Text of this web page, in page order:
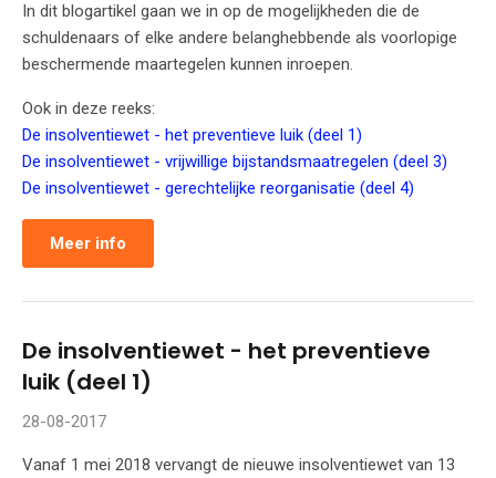
In dit blogartikel gaan we in op de mogelijkheden die de
schuldenaars of elke andere belanghebbende als voorlopige
beschermende maartegelen kunnen inroepen.
Ook in deze reeks:
De insolventiewet - het preventieve luik (deel 1)
De insolventiewet - vrijwillige bijstandsmaatregelen (deel 3)
De insolventiewet - gerechtelijke reorganisatie (deel 4)
Meer info
De insolventiewet - het preventieve
luik (deel 1)
28-08-2017
Vanaf 1 mei 2018 vervangt de nieuwe insolventiewet van 13